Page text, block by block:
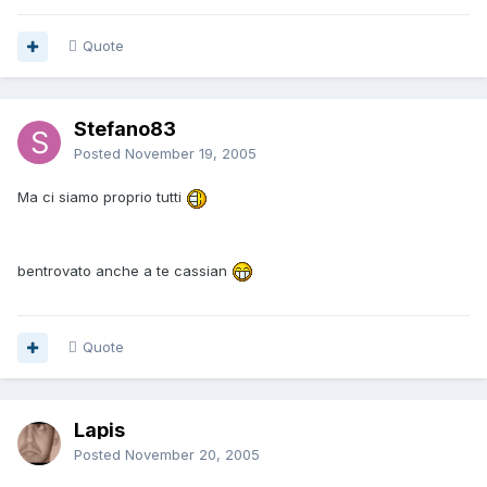
Quote
Stefano83
Posted November 19, 2005
Ma ci siamo proprio tutti
bentrovato anche a te cassian
Quote
Lapis
Posted November 20, 2005